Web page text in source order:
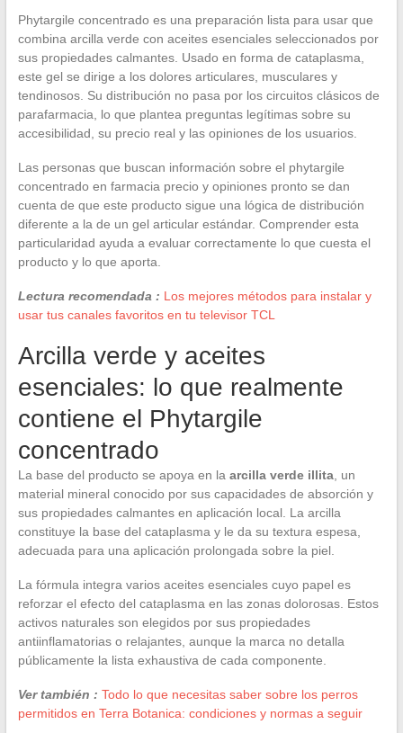
Phytargile concentrado es una preparación lista para usar que
combina arcilla verde con aceites esenciales seleccionados por
sus propiedades calmantes. Usado en forma de cataplasma,
este gel se dirige a los dolores articulares, musculares y
tendinosos. Su distribución no pasa por los circuitos clásicos de
parafarmacia, lo que plantea preguntas legítimas sobre su
accesibilidad, su precio real y las opiniones de los usuarios.
Las personas que buscan información sobre el phytargile
concentrado en farmacia precio y opiniones pronto se dan
cuenta de que este producto sigue una lógica de distribución
diferente a la de un gel articular estándar. Comprender esta
particularidad ayuda a evaluar correctamente lo que cuesta el
producto y lo que aporta.
Lectura recomendada : Los mejores métodos para instalar y
usar tus canales favoritos en tu televisor TCL
Arcilla verde y aceites
esenciales: lo que realmente
contiene el Phytargile
concentrado
La base del producto se apoya en la arcilla verde illita, un
material mineral conocido por sus capacidades de absorción y
sus propiedades calmantes en aplicación local. La arcilla
constituye la base del cataplasma y le da su textura espesa,
adecuada para una aplicación prolongada sobre la piel.
La fórmula integra varios aceites esenciales cuyo papel es
reforzar el efecto del cataplasma en las zonas dolorosas. Estos
activos naturales son elegidos por sus propiedades
antiinflamatorias o relajantes, aunque la marca no detalla
públicamente la lista exhaustiva de cada componente.
Ver también : Todo lo que necesitas saber sobre los perros
permitidos en Terra Botanica: condiciones y normas a seguir